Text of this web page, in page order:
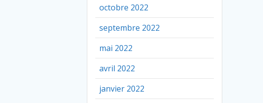
octobre 2022
septembre 2022
mai 2022
avril 2022
janvier 2022